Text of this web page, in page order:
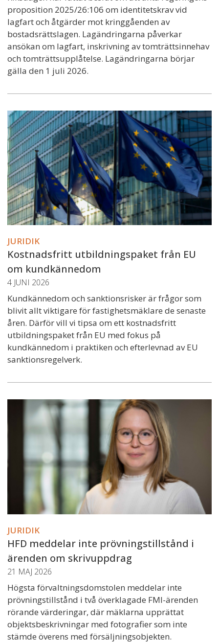
proposition 2025/26:106 om identitetskrav vid
lagfart och åtgärder mot kringgåenden av
bostadsrättslagen. Lagändringarna påverkar
ansökan om lagfart, inskrivning av tomträttsinnehav
och tomträttsupplåtelse. Lagändringarna börjar
gälla den 1 juli 2026.
JURIDIK
Kostnadsfritt utbildningspaket från EU
om kundkännedom
4 JUNI 2026
Kundkännedom och sanktionsrisker är frågor som
blivit allt viktigare för fastighetsmäklare de senaste
åren. Därför vill vi tipsa om ett kostnadsfritt
utbildningspaket från EU med fokus på
kundkännedom i praktiken och efterlevnad av EU
sanktionsregelverk.
JURIDIK
HFD meddelar inte prövningstillstånd i
ärenden om skrivuppdrag
21 MAJ 2026
Högsta förvaltningsdomstolen meddelar inte
prövningstillstånd i två överklagade FMI-ärenden
rörande värderingar, där mäklarna upprättat
objektsbeskrivningar med fotografier som inte
stämde överens med försäljningsobjekten.